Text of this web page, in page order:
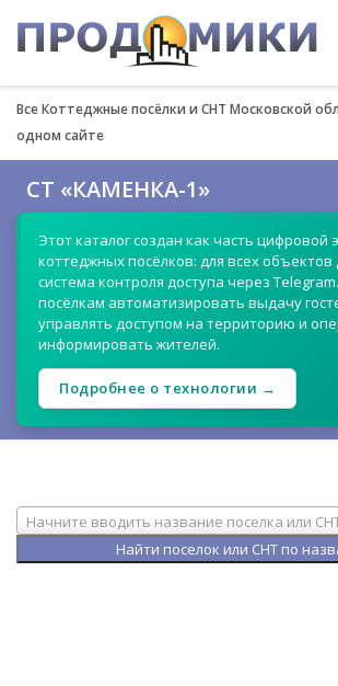
Все Коттеджные посёлки и СНТ Московской
одном сайте
СТ «КАМЕНКА-1»
Этот каталог создан как часть цифровой
коттеджных посёлков: для всех объектов
система контроля доступа через
посёлкам автоматизировать выдачу
управлять доступом на территорию и
информировать жителей.
Подробнее о технологии →
Начните вводить название поселка или